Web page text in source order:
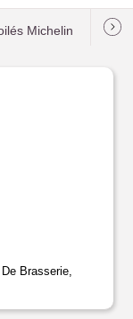
Michelin Les
Brasserie,